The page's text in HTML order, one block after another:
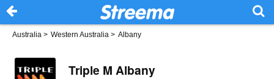
Australia > Western Australia > Albany
Triple M Albany